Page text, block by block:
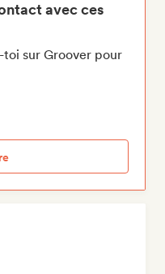
avec ces
toi sur Groover pour